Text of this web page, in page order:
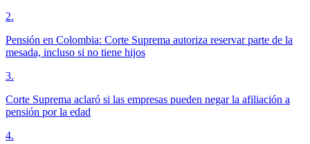
2.
Pensión en Colombia: Corte Suprema autoriza reservar parte de la
mesada, incluso si no tiene hijos
3.
Corte Suprema aclaró si las empresas pueden negar la afiliación a
pensión por la edad
4.